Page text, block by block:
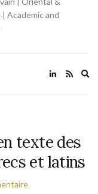
Academic and
texte des
et latins